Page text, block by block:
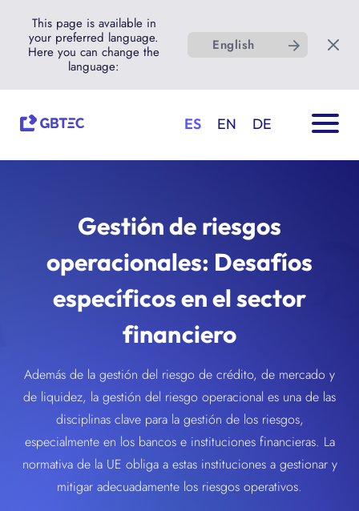
This page is available in
your preferred language.
Here you can change the
language:
English
ES EN DE
Gestión de riesgos
operacionales: Desafíos
específicos en el sector
financiero
Además de la gestión del riesgo de crédito, de mercado y
de liquidez, la gestión del riesgo operacional es una de las
disciplinas clave para la gestión de los riesgos,
especialmente en los bancos e instituciones financieras. La
normativa de la UE obliga a estas instituciones a gestionar y
mitigar adecuadamente los riesgos operativos.